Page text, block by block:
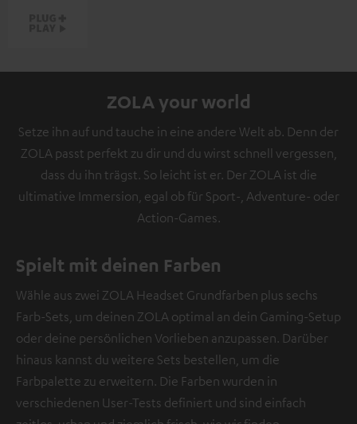
ZOLA your world
Setze ihn auf und tauche in eine andere Welt ab. Denn der
ZOLA passt perfekt zu dir und du wirst schnell vergessen,
dass du ihn trägst. So leicht ist er. Der ZOLA ist die
ultimative Immersion, egal ob für Sport-, Adventure- oder
Action-Games.
Spielt mit deinen Farben
Wähle aus zwei ZOLA Headset Grundfarben plus sechs
Farb-Sets, um deinen ZOLA optimal an dein Gaming-Setup
oder deine persönlichen Vorlieben anzupassen. Darüber
hinaus kannst du weitere Sets bestellen, um die
Farbpalette zu erweitern. Die Farben wurden in
verschiedenen User-Tests definiert und sind einfach